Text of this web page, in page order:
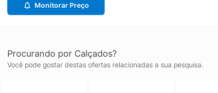
Monitorar Preço
Procurando por Calçados?
Você pode gostar destas ofertas relacionadas a sua pesquisa.